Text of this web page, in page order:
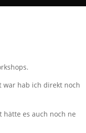
war hab ich direkt noch
hätte es auch noch ne